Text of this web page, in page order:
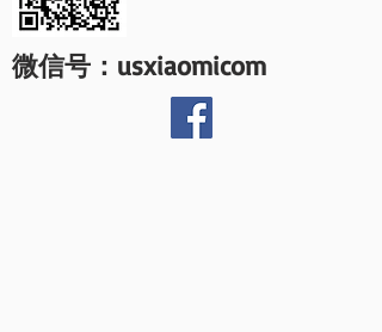
微信号：usxiaomicom